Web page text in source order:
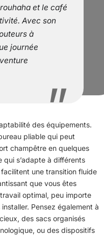
et le café
Avec son
à
journée
des équipements.
pliable qui peut
champêtre en quelques
s’adapte à différents
une transition fluide
que vous êtes
optimal, peu importe
Pensez également à
des sacs organisés
ou des dispositifs